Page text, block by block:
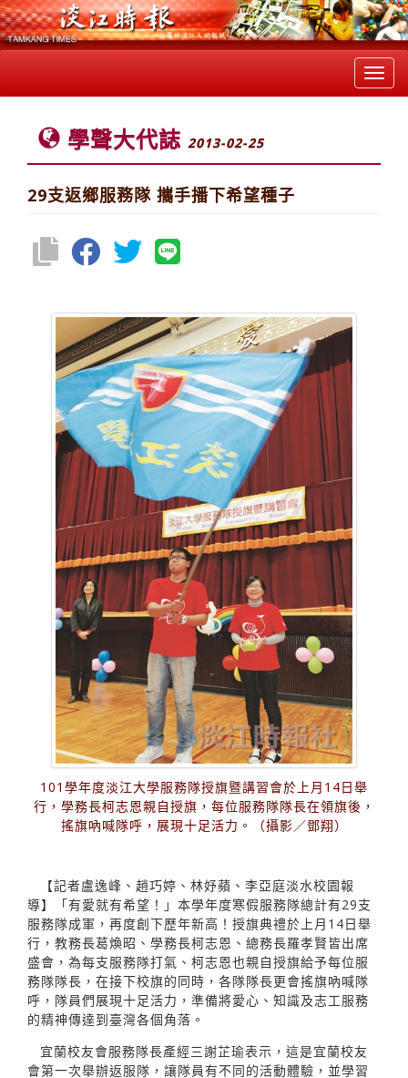
學聲大代誌 2013-02-25
29支返鄉服務隊 攜手播下希望種子
101學年度淡江大學服務隊授旗暨講習會於上月14日舉
行，學務長柯志恩親自授旗，每位服務隊隊長在領旗後，
搖旗吶喊隊呼，展現十足活力。（攝影／鄧翔）
【記者盧逸峰、趙巧婷、林妤蘋、李亞庭淡水校園報
導】「有愛就有希望！」本學年度寒假服務隊總計有29支
服務隊成軍，再度創下歷年新高！授旗典禮於上月14日舉
行，教務長葛煥昭、學務長柯志恩、總務長羅孝賢皆出席
盛會，為每支服務隊打氣、柯志恩也親自授旗給予每位服
務隊隊長，在接下校旗的同時，各隊隊長更會搖旗吶喊隊
呼，隊員們展現十足活力，準備將愛心、知識及志工服務
的精神傳達到臺灣各個角落。
宜蘭校友會服務隊長產經三謝芷瑜表示，這是宜蘭校友
會第一次舉辦返服隊，讓隊員有不同的活動體驗，並學習